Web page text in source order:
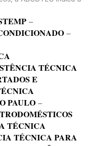
–
–
TÉCNICA
E
PAULO –
TÉCNICA
TÉCNICA PARA